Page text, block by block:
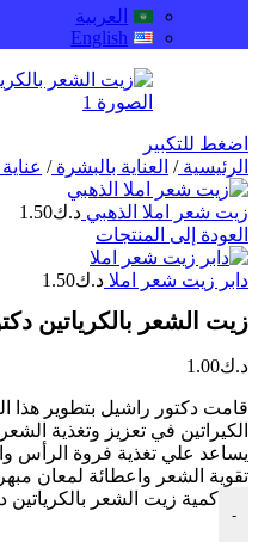
العربية
English
اضغط للتكبير
الرئيسية/ العناية بالبشرة/
زيت شعر املا الذهبي د.ك1.50
العودة إلى المنتجات
دابر زيت شعر املا د.ك1.50
زيت الشعر بالكرياتين
د.ك1.00
قامت دكتور راشيل بتطوير هذا
الكيراتين في تعزيز وتغذية
يساعد علي تغذية فروة الرأس
تقوية الشعر واعطائة لمعان مبهر
-
كمية زيت الشعر بالكرياتين